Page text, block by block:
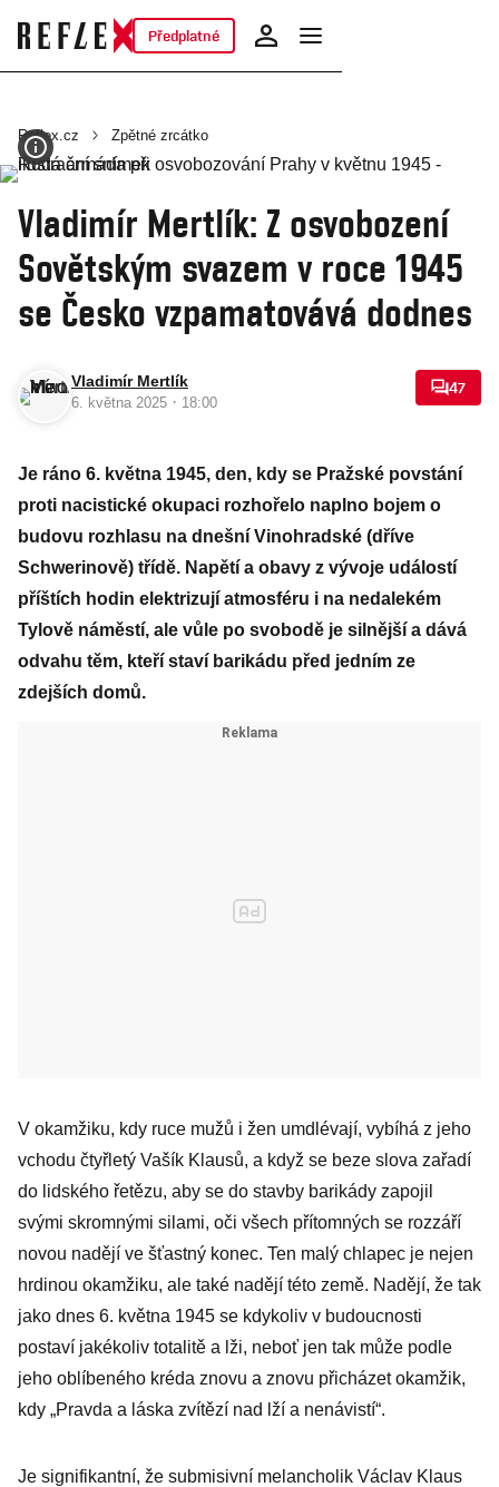
Předplatné
Reflex.cz Zpětné zrcátko
Vladimír Mertlík: Z osvobození
Sovětským svazem v roce 1945
se Česko vzpamatovává dodnes
Vladimír Mertlík
6. května 2025 · 18:00
47
Je ráno 6. května 1945, den, kdy se Pražské povstání
proti nacistické okupaci rozhořelo naplno bojem o
budovu rozhlasu na dnešní Vinohradské (dříve
Schwerinově) třídě. Napětí a obavy z vývoje událostí
příštích hodin elektrizují atmosféru i na nedalekém
Tylově náměstí, ale vůle po svobodě je silnější a dává
odvahu těm, kteří staví barikádu před jedním ze
zdejších domů.
V okamžiku, kdy ruce mužů i žen umdlévají, vybíhá z jeho
vchodu čtyřletý Vašík Klausů, a když se beze slova zařadí
do lidského řetězu, aby se do stavby barikády zapojil
svými skromnými silami, oči všech přítomných se rozzáří
novou nadějí ve šťastný konec. Ten malý chlapec je nejen
hrdinou okamžiku, ale také nadějí této země. Nadějí, že tak
jako dnes 6. května 1945 se kdykoliv v budoucnosti
postaví jakékoliv totalitě a lži, neboť jen tak může podle
jeho oblíbeného kréda znovu a znovu přicházet okamžik,
kdy „Pravda a láska zvítězí nad lží a nenávistí“.
Je signifikantní, že submisivní melancholik Václav Klaus